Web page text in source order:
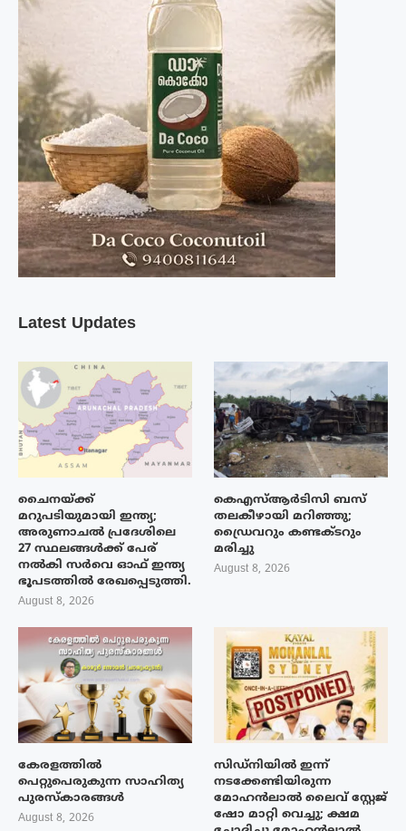
Latest Updates
ചൈനയ്ക്ക്
മറുപടിയുമായി ഇന്ത്യ;
അരുണാചൽ പ്രദേശിലെ
27 സ്ഥലങ്ങൾക്ക് പേര്
നൽകി സർവെ ഓഫ് ഇന്ത്യ
ഭൂപടത്തിൽ രേഖപ്പെടുത്തി.
August 8, 2026
കെഎസ്ആർടിസി ബസ്
തലകീഴായി മറിഞ്ഞു;
ഡ്രൈവറും കണ്ടക്ടറും
മരിച്ചു
August 8, 2026
കേരളത്തിൽ
പെറ്റുപെരുകുന്ന സാഹിത്യ
പുരസ്‌കാരങ്ങൾ
August 8, 2026
സിഡ്നിയിൽ ഇന്ന്
നടക്കേണ്ടിയിരുന്ന
മോഹൻലാൽ ലൈവ് സ്റ്റേജ്
ഷോ മാറ്റി വെച്ചു; ക്ഷമ